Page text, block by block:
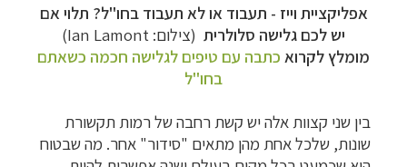
אפליקציית וייז - תעבוד או לא תעבוד בחו"ל? תלוי אם
יש לכם גלישה סלולרית (צילום: Ian Lamont)
מומלץ לקרוא כתבה עם טיפים לגלישה חכמה כשאתם
בחו"ל
בין שני קצוות אלה יש קשת רחבה של רמות תקשורת
שונות, שלכל אחת מהן מתאים "סידור" אחר. מה שבטוח